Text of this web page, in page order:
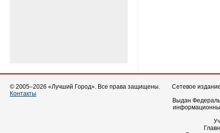
© 2005–2026 «Лучший Город». Все права защищены.
Контакты
Сетевое
Выдан